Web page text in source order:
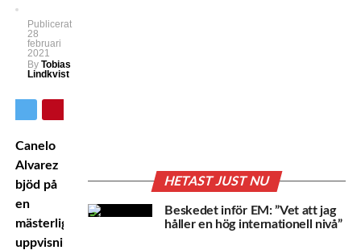
Publicerat
28
februari
2021
By Tobias
Lindkvist
Canelo
Alvarez
bjöd på
en
mästerlig
uppvisning
HETAST JUST NU
Beskedet inför EM: ”Vet att jag
håller en hög internationell nivå”